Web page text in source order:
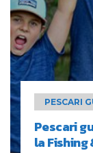
PESCARI
Pescari
la Fishing